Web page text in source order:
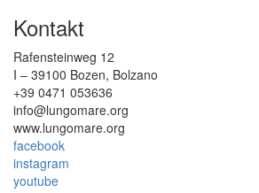
Kontakt
Rafensteinweg 12
I – 39100 Bozen, Bolzano
+39 0471 053636
info@lungomare.org
www.lungomare.org
facebook
instagram
youtube